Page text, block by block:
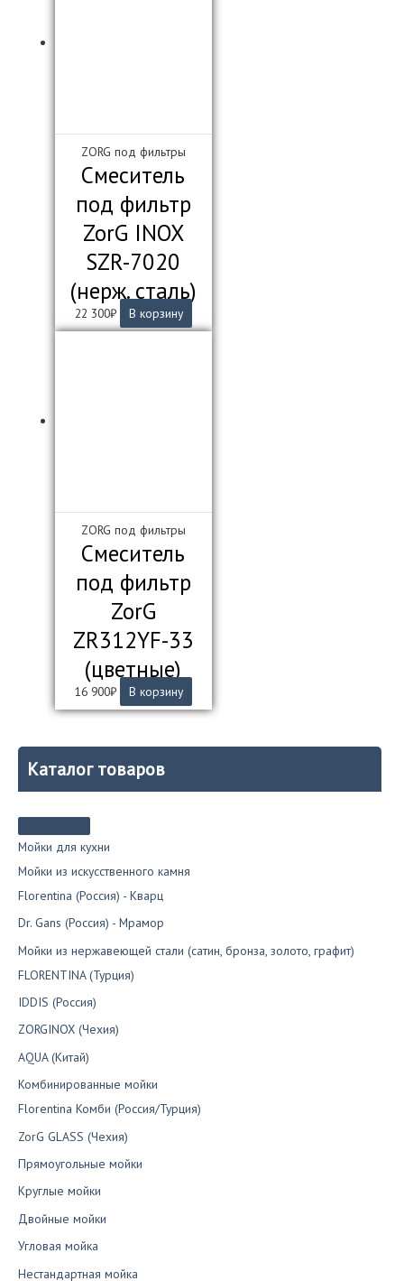
Каталог товаров
Мойки для кухни
Мойки из искусственного камня
Florentina (Россия) - Кварц
Dr. Gans (Россия) - Мрамор
Мойки из нержавеющей стали (сатин, бронза, золото, графит)
FLORENTINA (Турция)
IDDIS (Россия)
ZORGINOX (Чехия)
AQUA (Китай)
Комбинированные мойки
Florentina Комби (Россия/Турция)
ZorG GLASS (Чехия)
Прямоугольные мойки
Круглые мойки
Двойные мойки
Угловая мойка
Нестандартная мойка
ZORG под фильтры
Смеситель
под фильтр
ZorG INOX
SZR-7020
(нерж. сталь)
22 300₽ В корзину
ZORG под фильтры
Смеситель
под фильтр
ZorG
ZR312YF-33
(цветные)
16 900₽ В корзину